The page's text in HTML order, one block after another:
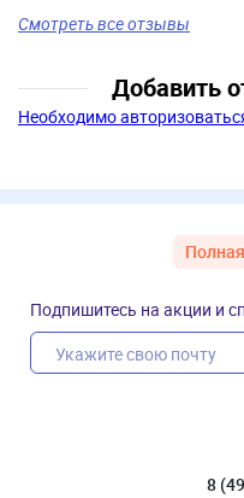
Смотреть все отзывы
Добавить
Необходимо
Подпишитесь на акции и
8